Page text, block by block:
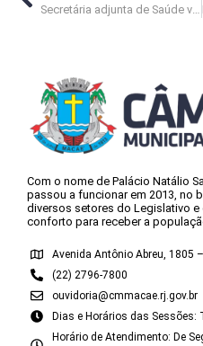
Secretária adjunta de Saúde virá à Câmara falar sobre censo PcD
Com o nome de Palácio Natálio
passou a funcionar em 2013, no
diversos setores do Legislativo
conforto para receber a
Avenida Antônio Abreu, 1805
(22) 2796-7800
ouvidoria@cmmacae.rj.gov.br
Dias e Horários das Sessões:
Horário de Atendimento: De